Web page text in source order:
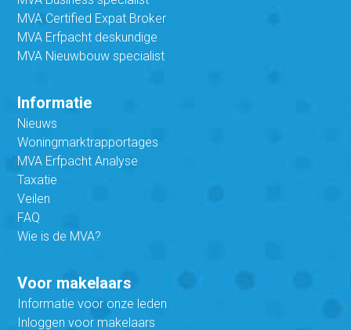
MVA Certified Expat Broker
MVA Erfpacht deskundige
MVA Nieuwbouw specialist
Informatie
Nieuws
Woningmarktrapportages
MVA Erfpacht Analyse
Taxatie
Veilen
FAQ
Wie is de MVA?
Voor makelaars
Informatie voor onze leden
Inloggen voor makelaars